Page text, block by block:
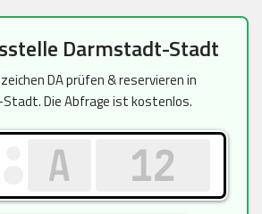
Darmstadt-Stadt
DA prüfen & reservieren in
Die Abfrage ist kostenlos.